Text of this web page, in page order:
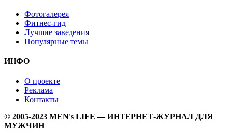
Фотогалерея
Фитнес-гид
Лучшие заведения
Популярные темы
ИНФО
О проекте
Реклама
Контакты
© 2005-2023 MEN's LIFE — ИНТЕРНЕТ-ЖУРНАЛ ДЛЯ
МУЖЧИН